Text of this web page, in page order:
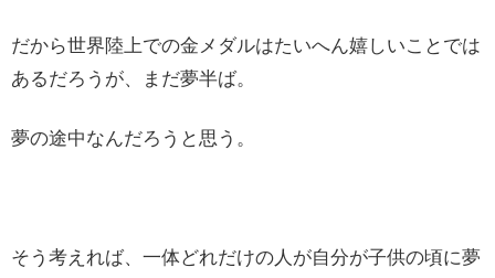
だから世界陸上での金メダルはたいへん嬉しいことでは
あるだろうが、まだ夢半ば。
夢の途中なんだろうと思う。
そう考えれば、一体どれだけの人が自分が子供の頃に夢